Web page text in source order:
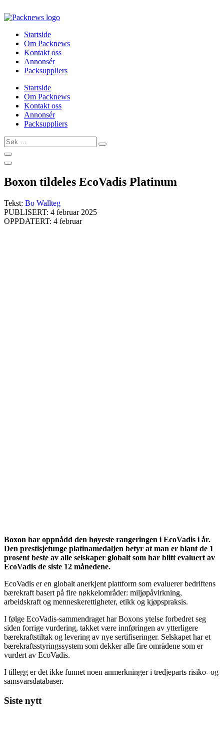
to
Startside
Om Packnews
Kontakt oss
Annonsér
Packsuppliers
Startside
Om Packnews
Kontakt oss
Annonsér
Packsuppliers
Søk
…
Boxon tildeles EcoVadis Platinum
Tekst: Bo Wallteg
PUBLISERT: 4 februar 2025
OPPDATERT: 4 februar
Boxon har oppnådd den høyeste rangeringen i EcoVadis i år.
Den prestisjetunge platinamedaljen betyr at man er blant de 1
prosent beste av alle selskaper globalt som har blitt evaluert av
EcoVadis de siste 12 månedene.
EcoVadis er en globalt anerkjent plattform som evaluerer bedriftens
bærekraft basert på fire nøkkelområder: miljøpåvirkning,
arbeidskraft og menneskerettigheter, etikk og kjøpspraksis.
I følge EcoVadis-sammendraget har Boxons ytelse forbedret seg
siden forrige vurdering, takket være innføringen av ytterligere
bærekraftstiltak og levering av nye sertifiseringer. Selskapet har et
bærekraftsstyringssystem som dekker alle fire områdene som er
vurdert av EcoVadis.
I tillegg er det ikke funnet noen anmerkninger i tredjeparts risiko- og
samsvarsdatabaser.
Siste nytt